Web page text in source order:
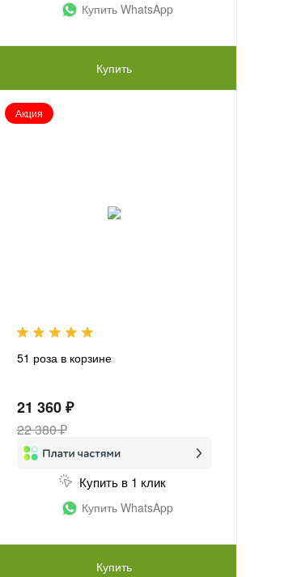
Купить WhatsApp
Купить
Акция
51 роза в корзине
21 360 ₽
22 380 ₽
Купить в 1 клик
Купить WhatsApp
Купить